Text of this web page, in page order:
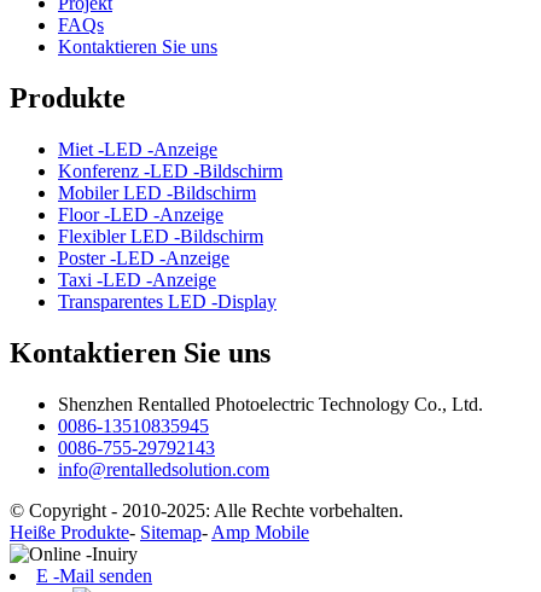
FAQs
Kontaktieren Sie uns
Produkte
Miet -LED -Anzeige
Konferenz -LED -Bildschirm
Mobiler LED -Bildschirm
Floor -LED -Anzeige
Flexibler LED -Bildschirm
Poster -LED -Anzeige
Taxi -LED -Anzeige
Transparentes LED -Display
Kontaktieren Sie uns
Shenzhen Rentalled Photoelectric Technology Co., Ltd.
0086-13510835945
0086-755-29792143
info@rentalledsolution.com
© Copyright - 2010-2025: Alle Rechte vorbehalten.
Heiße Produkte- Sitemap- Amp Mobile
E -Mail senden